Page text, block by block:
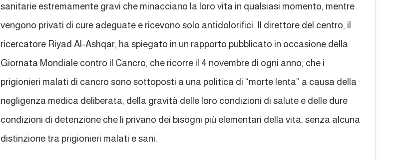
sanitarie estremamente gravi che minacciano la loro vita in qualsiasi momento, mentre
vengono privati di cure adeguate e ricevono solo antidolorifici. Il direttore del centro, il
ricercatore Riyad Al-Ashqar, ha spiegato in un rapporto pubblicato in occasione della
Giornata Mondiale contro il Cancro, che ricorre il 4 novembre di ogni anno, che i
prigionieri malati di cancro sono sottoposti a una politica di “morte lenta” a causa della
negligenza medica deliberata, della gravità delle loro condizioni di salute e delle dure
condizioni di detenzione che li privano dei bisogni più elementari della vita, senza alcuna
distinzione tra prigionieri malati e sani.